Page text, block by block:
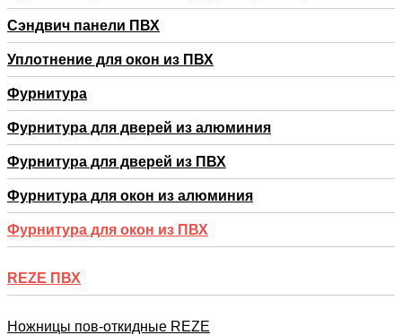
Сэндвич панели ПВХ
Уплотнение для окон из ПВХ
Фурнитура
Фурнитура для дверей из алюминия
Фурнитура для дверей из ПВХ
Фурнитура для окон из алюминия
Фурнитура для окон из ПВХ
REZE ПВХ
Ножницы пов-откидные REZE